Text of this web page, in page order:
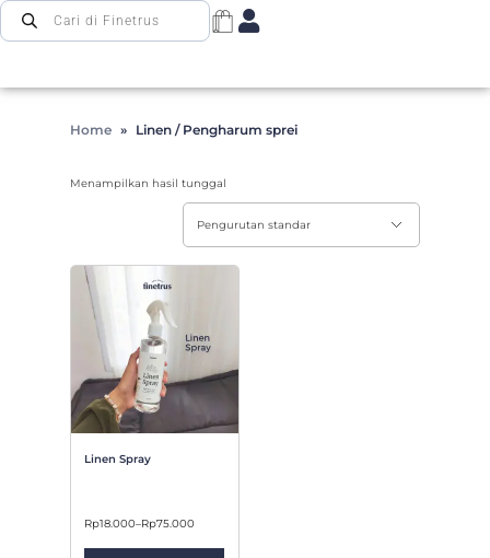
Home » Linen / Pengharum sprei
Menampilkan hasil tunggal
Linen Spray
Rp18.000–Rp75.000